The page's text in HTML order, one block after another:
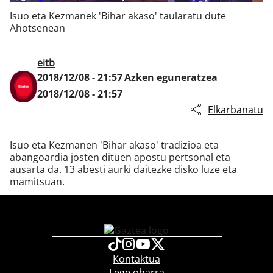
Isuo eta Kezmanek 'Bihar akaso' taularatu dute
Ahotsenean
eitb
2018/12/08 - 21:57Azken eguneratzea
2018/12/08 - 21:57
Elkarbanatu
Isuo eta Kezmanen 'Bihar akaso' tradizioa eta
abangoardia josten dituen apostu pertsonal eta
ausarta da. 13 abesti aurki daitezke disko luze eta
mamitsuan.
Kontaktua